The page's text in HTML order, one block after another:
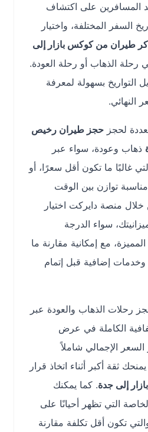
على اكتشاف
المختلفة، واختيار
من كوكس بازار إلى
الذهاب أو رحلة العودة.
بسهولة لمعرفة
حجز طيران رخيص
سواء عبر
ما تكون أقل سعرًا، أو
بين الوقت
دايركت اختيار
سواء الدرجة
مع إمكانية مقارنة ما
إضافية قبل إتمام
الذهاب والعودة عبر
في عرض
الإجمالي شاملاً
أكبر أثناء اتخاذ قرار
جدة. كما يمكنك
تظهر أحيانًا على
أقل تكلفة مقارنة